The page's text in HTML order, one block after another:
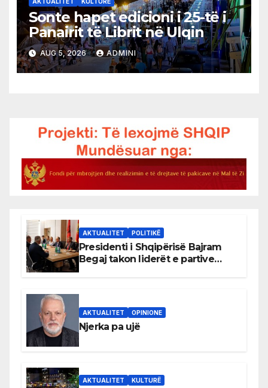
Sonte hapet edicioni i 25-të i
Panairit të Librit në Ulqin
AUG 5, 2026 ADMINI
AKTUALITET POLITIKË
Presidenti i Shqipërisë Bajram
Begaj takon liderët e partive
AKTUALITET OPINIONE
Njerka pa ujë
AKTUALITET KULTURË